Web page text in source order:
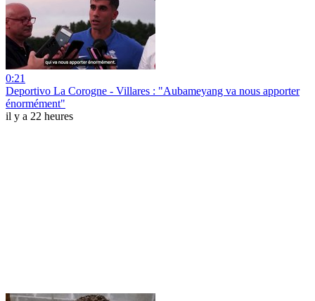
0:21
Deportivo La Corogne - Villares : "Aubameyang va nous apporter
énormément"
il y a 22 heures